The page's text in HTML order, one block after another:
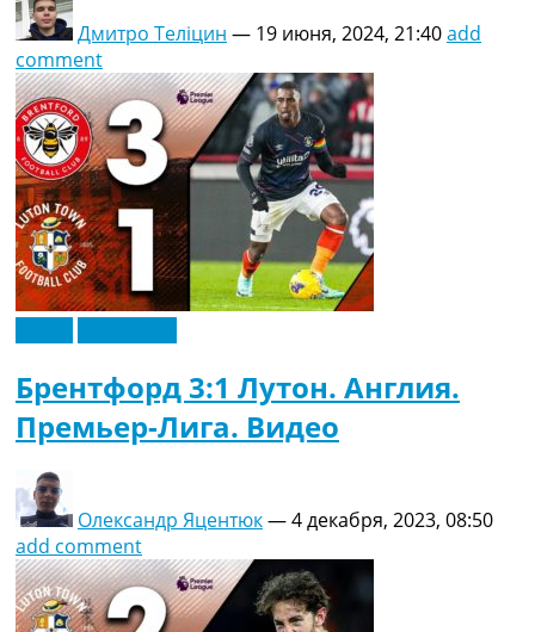
Дмитро Теліцин — 19 июня, 2024, 21:40add
comment
Брентфорд 3:1 Лутон. Англия.
Премьер-Лига. Видео
Олександр Яцентюк—4 декабря, 2023, 08:50
add comment